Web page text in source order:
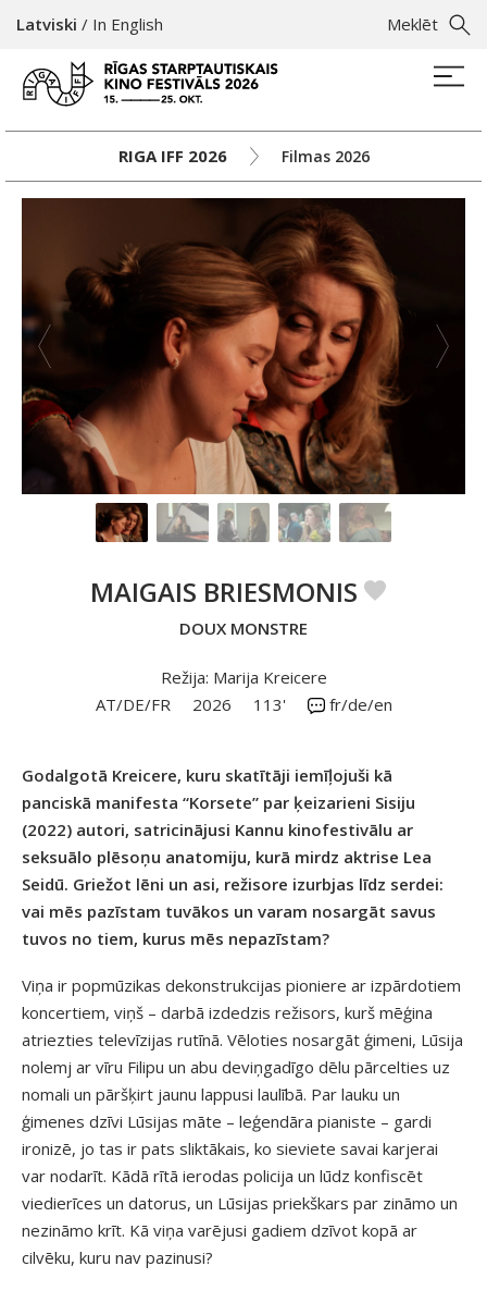
Meklēt
Latviski / In English
RIGA IFF 2026 Filmas 2026
MAIGAIS BRIESMONIS
DOUX MONSTRE
Režija: Marija Kreicere
AT/DE/FR
2026 113' fr/de/en
Godalgotā Kreicere, kuru skatītāji iemīļojuši kā
panciskā manifesta “Korsete” par ķeizarieni Sisiju
(2022) autori, satricinājusi Kannu kinofestivālu ar
seksuālo plēsoņu anatomiju, kurā mirdz aktrise Lea
Seidū. Griežot lēni un asi, režisore izurbjas līdz serdei:
vai mēs pazīstam tuvākos un varam nosargāt savus
tuvos no tiem, kurus mēs nepazīstam?
Viņa ir popmūzikas dekonstrukcijas pioniere ar izpārdotiem
koncertiem, viņš – darbā izdedzis režisors, kurš mēģina
atriezties televīzijas rutīnā. Vēloties nosargāt ģimeni, Lūsija
nolemj ar vīru Filipu un abu deviņgadīgo dēlu pārcelties uz
nomali un pāršķirt jaunu lappusi laulībā. Par lauku un
ģimenes dzīvi Lūsijas māte – leģendāra pianiste – gardi
ironizē, jo tas ir pats sliktākais, ko sieviete savai karjerai
var nodarīt. Kādā rītā ierodas policija un lūdz konfiscēt
viedierīces un datorus, un Lūsijas priekškars par zināmo un
nezināmo krīt. Kā viņa varējusi gadiem dzīvot kopā ar
cilvēku, kuru nav pazinusi?